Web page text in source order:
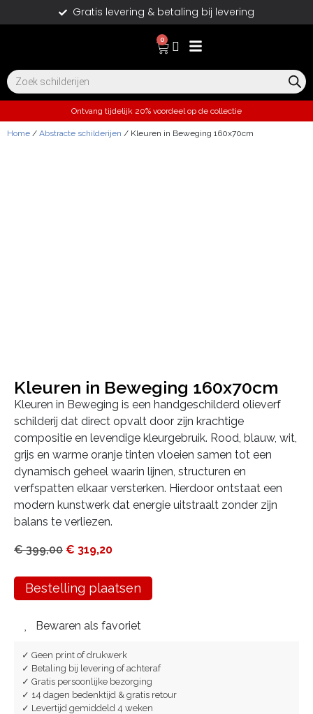
Gratis levering & betaling bij levering
0
Ontvang tijdelijk 20% voordeel op de collectie
Home / Abstracte schilderijen / Kleuren in Beweging 160x70cm
Kleuren in Beweging 160x70cm
Kleuren in Beweging is een handgeschilderd olieverf
schilderij dat direct opvalt door zijn krachtige
compositie en levendige kleurgebruik. Rood, blauw, wit,
grijs en warme oranje tinten vloeien samen tot een
dynamisch geheel waarin lijnen, structuren en
verfspatten elkaar versterken. Hierdoor ontstaat een
modern kunstwerk dat energie uitstraalt zonder zijn
balans te verliezen.
€399,00 € 319,20
Bestelling plaatsen
Bewaren als favoriet
✓ Geen print of drukwerk
✓ Betaling bij levering of achteraf
✓ Gratis persoonlijke bezorging
✓ 14 dagen bedenktijd & gratis retour
✓ Levertijd gemiddeld 4 weken